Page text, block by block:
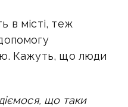
в місті, теж
Кажуть, що люди
що таки